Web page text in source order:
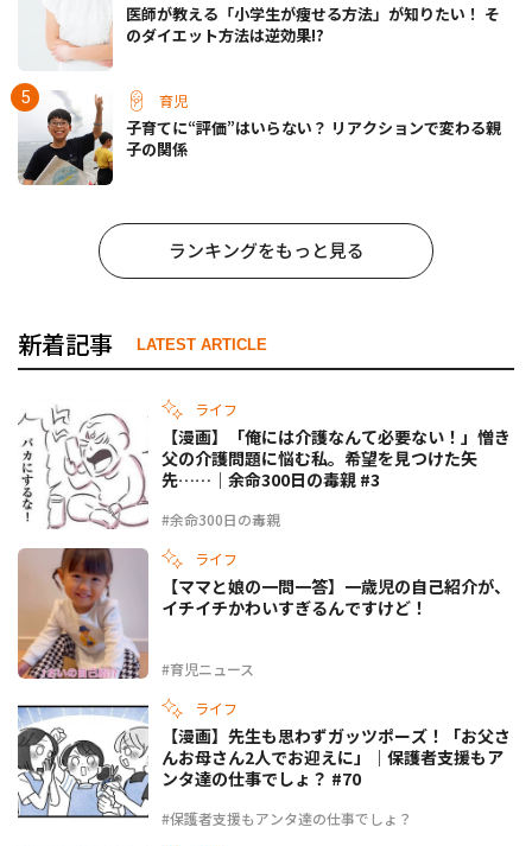
医師が教える「小学生が痩せる方法」が知りたい！ そ
のダイエット方法は逆効果!?
育児
子育てに“評価”はいらない？ リアクションで変わる親
子の関係
ランキングをもっと見る
新着記事 LATEST ARTICLE
ライフ
#余命300日の毒親
【漫画】「俺には介護なんて必要ない！」憎き
父の介護問題に悩む私。希望を見つけた矢
先……｜余命300日の毒親 #3
ライフ
#育児ニュース
【ママと娘の一問一答】一歳児の自己紹介が、
イチイチかわいすぎるんですけど！
ライフ
#保護者支援もアンタ達の仕事でしょ？
【漫画】先生も思わずガッツポーズ！「お父さ
んお母さん2人でお迎えに」｜保護者支援もア
ンタ達の仕事でしょ？ #70